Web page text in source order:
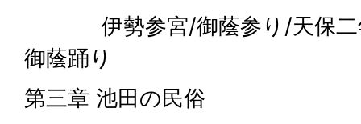
伊勢参宮/御蔭参り/天保二
御蔭踊り
第三章 池田の民俗